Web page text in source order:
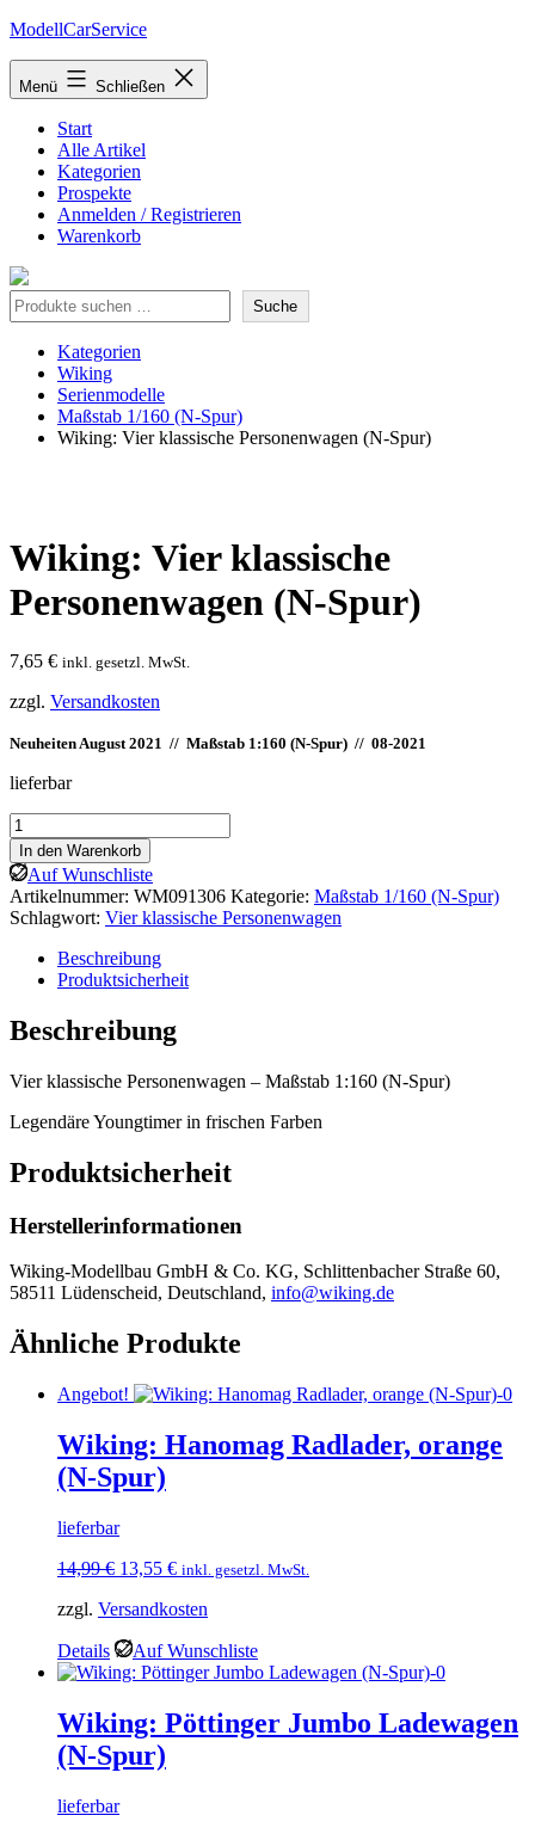
Zum
springen
ModellCarService
Menü Schließen
Start
Alle Artikel
Kategorien
Prospekte
Anmelden / Registrieren
Warenkorb
Suche Suche
Kategorien
Wiking
Serienmodelle
Maßstab 1/160 (N-Spur)
Wiking: Vier klassische Personenwagen (N-Spur)
Wiking: Vier klassische
Personenwagen (N-Spur)
7,65 € inkl. gesetzl. MwSt.
zzgl. Versandkosten
Neuheiten August 2021 // Maßstab 1:160 (N-Spur) // 08-2021
lieferbar
Wiking:
Vier
klassische
Personenwagen
(N-
Spur)
Menge
In den Warenkorb
Auf Wunschliste
Artikelnummer: WM091306 Kategorie: Maßstab 1/160 (N-Spur)
Schlagwort: Vier klassische Personenwagen
Beschreibung
Produktsicherheit
Beschreibung
Vier klassische Personenwagen – Maßstab 1:160 (N-Spur)
Legendäre Youngtimer in frischen Farben
Produktsicherheit
Herstellerinformationen
Wiking-Modellbau GmbH & Co. KG, Schlittenbacher Straße 60,
58511 Lüdenscheid, Deutschland, info@wiking.de
Ähnliche Produkte
Angebot!
Wiking: Hanomag Radlader, orange
(N-Spur)
lieferbar
14,99€ Ursprünglicher
war:
13,55 €Aktueller
ist:
inkl. gesetzl. MwSt.
zzgl. Versandkosten
Details Auf Wunschliste
Wiking: Pöttinger Jumbo Ladewagen
(N-Spur)
lieferbar